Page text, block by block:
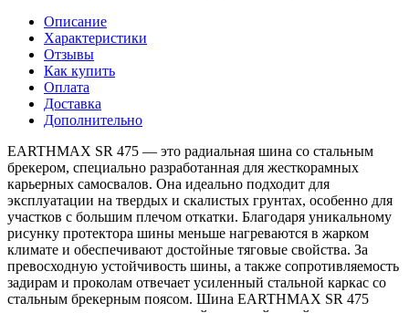
Описание
Характеристики
Отзывы
Как купить
Оплата
Доставка
Дополнительно
EARTHMAX SR 475 — это радиальная шина со стальным
брекером, специально разработанная для жесткорамных
карьерных самосвалов. Она идеально подходит для
эксплуатации на твердых и скалистых грунтах, особенно для
участков с большим плечом откатки. Благодаря уникальному
рисунку протектора шины меньше нагреваются в жарком
климате и обеспечивают достойные тяговые свойства. За
превосходную устойчивость шины, а также сопротивляемость
задирам и проколам отвечает усиленный стальной каркас со
стальным брекерным поясом. Шина EARTHMAX SR 475